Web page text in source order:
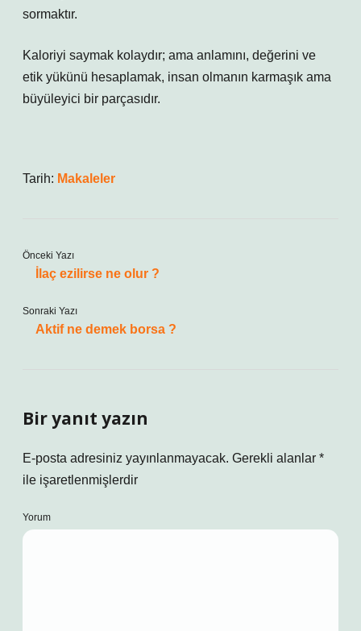
sormaktır.
Kaloriyi saymak kolaydır; ama anlamını, değerini ve
etik yükünü hesaplamak, insan olmanın karmaşık ama
büyüleyici bir parçasıdır.
Tarih: Makaleler
Önceki Yazı
İlaç ezilirse ne olur ?
Sonraki Yazı
Aktif ne demek borsa ?
Bir yanıt yazın
E-posta adresiniz yayınlanmayacak. Gerekli alanlar *
ile işaretlenmişlerdir
Yorum